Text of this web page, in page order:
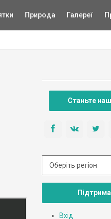
Природа Галереї
Станьте
Вхід